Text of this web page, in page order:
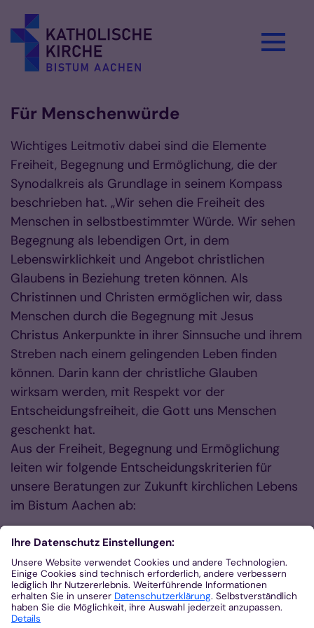
Für Menschenwürde
Wichtiges Leitmotiv dabei sind die Elemente
Freiheit, Begegnung und Ermöglichung, die der
Synodalkreis als Grundlage in seinem Kompass
beschrieben hat. „Wir sehen die Freiheit des
Menschen in selbstbestimmter Würde. Wir sehen
Begegnung als lebendigen Ort, in dem
Lebenswirklichkeit und Angebot christlichen
Glaubens in Beziehung treten können. Als
Christinnen und Christen ermöglichen wir, dass
Menschen durch die Begegnung mit Jesus
Christus Ankerpunkte in ihrer Sinnsuche und ihrem
Streben nach einem gelingenden Leben finden
können. Darin kann der christliche Glauben
wirksam werden, mit Respekt vor der
Entscheidungsfreiheit, die Gott uns Menschen
geschenkt hat.
Aus der Freiheit, Begegnung und Ermöglichung
leiten wir folgende Entscheidungskriterien für
unsere Beratungen zur Zukunft kirchlichen Lebens
im Bistum Aachen ab:
der Einzelnen unter gleichzeitiger Achtung der
Grenzen der Anderen
Respekt vor Lebensformen, -kulturen und -
möglichkeiten aller Generationen